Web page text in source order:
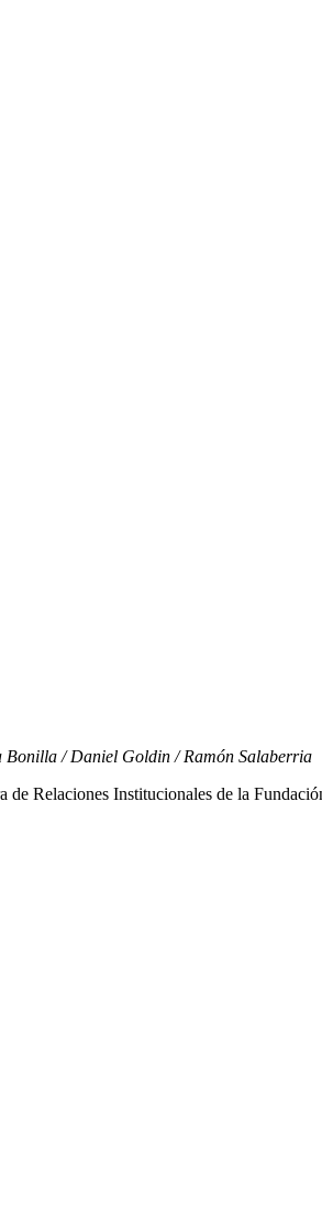
Bonilla / Daniel Goldin / Ramón Salaberria
de Relaciones Institucionales de la